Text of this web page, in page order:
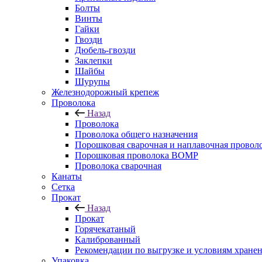
Болты
Винты
Гайки
Гвозди
Дюбель-гвозди
Заклепки
Шайбы
Шурупы
Железнодорожный крепеж
Проволока
Назад
Проволока
Проволока общего назначения
Порошковая сварочная и наплавочная
Порошковая проволока ВОМР
Проволока сварочная
Канаты
Сетка
Прокат
Назад
Прокат
Горячекатаный
Калиброванный
Рекомендации по выгрузке и условиям